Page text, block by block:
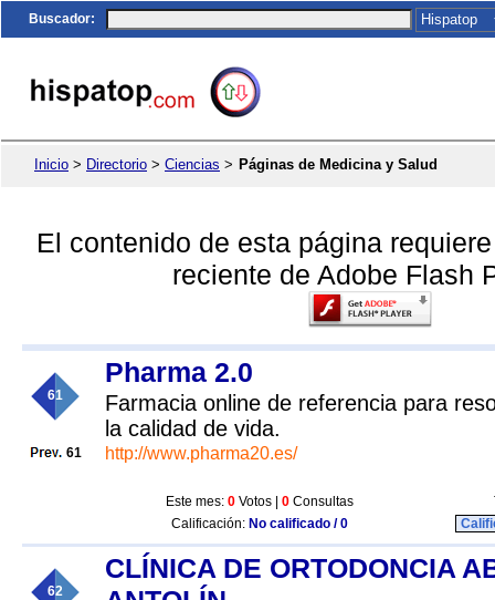
Buscador:
Inicio > Directorio > Ciencias > Páginas de Medicina y Salud
El contenido de esta página
reciente de Adobe Flash
61
61
Pharma 2.0
Farmacia online de referencia para
la calidad de vida.
http://www.pharma20.es/
Este mes: 0 Votos | 0 Consultas
Calificación: No calificado / 0
62
CLÍNICA DE ORTODONCIA